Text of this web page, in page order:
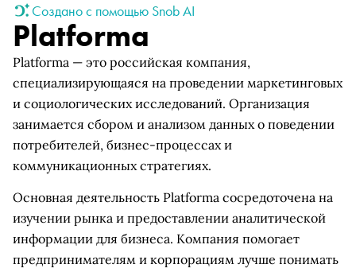
Создано с помощью Snob AI
Platforma
Platforma — это российская компания,
специализирующаяся на проведении маркетинговых
и социологических исследований. Организация
занимается сбором и анализом данных о поведении
потребителей, бизнес-процессах и
коммуникационных стратегиях.
Основная деятельность Platforma сосредоточена на
изучении рынка и предоставлении аналитической
информации для бизнеса. Компания помогает
предпринимателям и корпорациям лучше понимать